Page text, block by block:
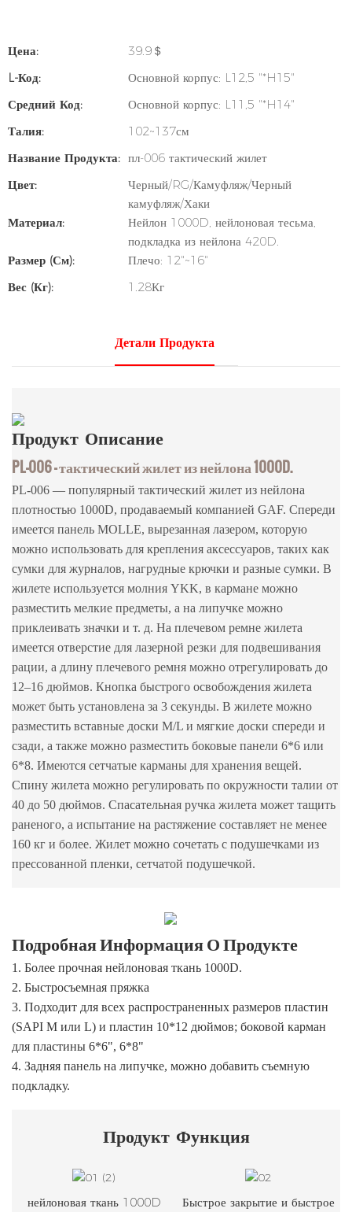
Цена:
39.9＄
L-Код:
Основной корпус: L12,5 "*H15"
Средний Код:
Основной корпус: L11,5 "*H14"
Талия:
102~137см
Название Продукта: пл-006 тактический жилет
Цвет:
Черный/RG/Камуфляж/Черный
камуфляж/Хаки
Материал:
Нейлон 1000D, нейлоновая тесьма,
подкладка из нейлона 420D.
Размер (см):
Плечо: 12"~16"
Вес (кг):
1.28Кг
Детали Продукта
Продукт Описание
PL-006 — тактический жилет из нейлона 1000D.
PL-006 — популярный тактический жилет из нейлона
плотностью 1000D, продаваемый компанией GAF. Спереди
имеется панель MOLLE, вырезанная лазером, которую
можно использовать для крепления аксессуаров, таких как
сумки для журналов, нагрудные крючки и разные сумки. В
жилете используется молния YKK, в кармане можно
разместить мелкие предметы, а на липучке можно
приклеивать значки и т. д. На плечевом ремне жилета
имеется отверстие для лазерной резки для подвешивания
рации, а длину плечевого ремня можно отрегулировать до
12–16 дюймов. Кнопка быстрого освобождения жилета
может быть установлена ​​за 3 секунды. В жилете можно
разместить вставные доски M/L и мягкие доски спереди и
сзади, а также можно разместить боковые панели 6*6 или
6*8. Имеются сетчатые карманы для хранения вещей.
Спину жилета можно регулировать по окружности талии от
40 до 50 дюймов. Спасательная ручка жилета может тащить
раненого, а испытание на растяжение составляет не менее
160 кг и более. Жилет можно сочетать с подушечками из
прессованной пленки, сетчатой ​​подушечкой.
Подробная Информация О Продукте
1. Более прочная нейлоновая ткань 1000D.
2. Быстросъемная пряжка
3. Подходит для всех распространенных размеров пластин
(SAPI M или L) и пластин 10*12 дюймов; боковой карман
для пластины 6*6", 6*8"
4. Задняя панель на липучке, можно добавить съемную
подкладку.
Продукт Функция
нейлоновая ткань 1000D
Быстрое закрытие и быстрое